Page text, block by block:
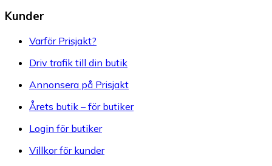
Kunder
Varför Prisjakt?
Driv trafik till din butik
Annonsera på Prisjakt
Årets butik – för butiker
Login för butiker
Villkor för kunder